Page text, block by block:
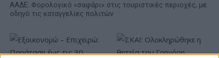
ΑΑΔΕ: Φορολογικό «σαφάρι» στις τουριστικές περιοχές, με
οδηγό τις καταγγελίες πολιτών